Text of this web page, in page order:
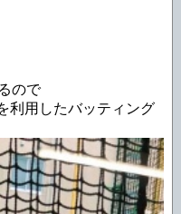
ので
利用したバッティング